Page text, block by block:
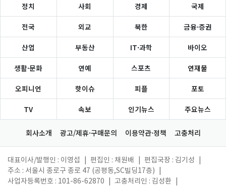
정치 사회 경제 국제
전국 외교 북한 금융·증권
산업 부동산 IT·과학 바이오
생활·문화 연예 스포츠 연재물
오피니언 핫이슈 피플 포토
TV 속보 인기뉴스 주요뉴스
회사소개 광고/제휴·구매문의 이용약관·정책 고충처리
대표이사/발행인 : 이영섭 편집인 : 채원배 편집국장 : 김기성
주소 : 서울시 종로구 종로 47 (공평동,SC빌딩17층)
사업자등록번호 : 101-86-62870
고충처리인 : 김성환